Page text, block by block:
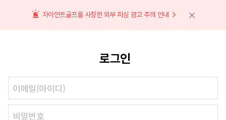
자이언트골프를 사칭한 외부 피싱 광고 주의 안내
로그인